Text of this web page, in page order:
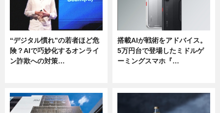
“デジタル慣れ”の若者ほど危
険？AIで巧妙化するオンライ
ン詐欺への対策…
搭載AIが戦術をアドバイス。
5万円台で登場したミドルゲ
ーミングスマホ『…